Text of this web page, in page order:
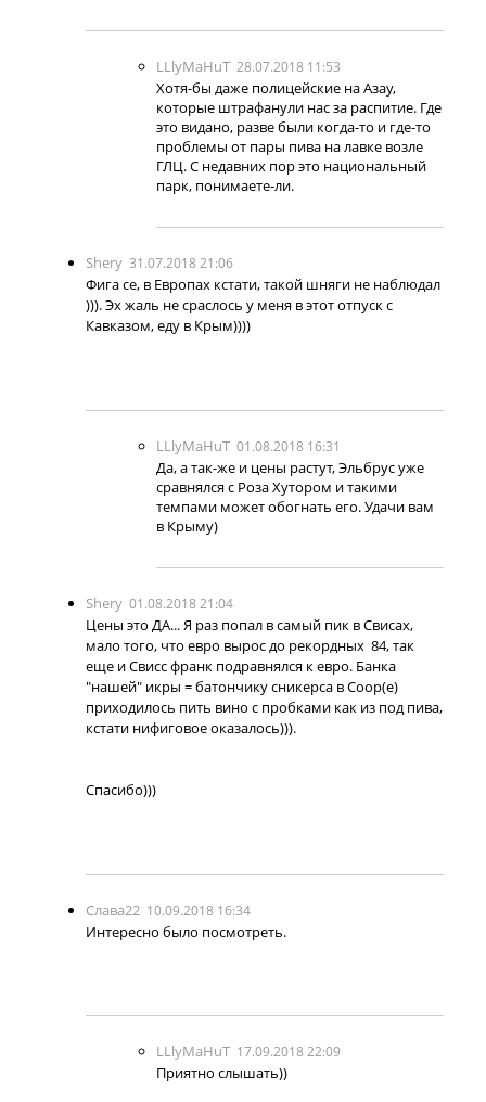
LLlyMaHuT 28.07.2018 11:53
Хотя-бы даже полицейские на Азау,
которые штрафанули нас за распитие. Где
это видано, разве были когда-то и где-то
проблемы от пары пива на лавке возле
ГЛЦ. С недавних пор это национальный
парк, понимаете-ли.
Shery 31.07.2018 21:06
Фига се, в Европах кстати, такой шняги не наблюдал
))). Эх жаль не сраслось у меня в этот отпуск с
Кавказом, еду в Крым))))
LLlyMaHuT 01.08.2018 16:31
Да, а так-же и цены растут, Эльбрус уже
сравнялся с Роза Хутором и такими
темпами может обогнать его. Удачи вам
в Крыму)
Shery 01.08.2018 21:04
Цены это ДА... Я раз попал в самый пик в Свисах,
мало того, что евро вырос до рекордных 84, так
еще и Свисс франк подравнялся к евро. Банка
"нашей" икры = батончику сникерса в Соор(е)
приходилось пить вино с пробками как из под пива,
кстати нифиговое оказалось))).
Спасибо)))
Слава22 10.09.2018 16:34
Интересно было посмотреть.
LLlyMaHuT 17.09.2018 22:09
Приятно слышать))